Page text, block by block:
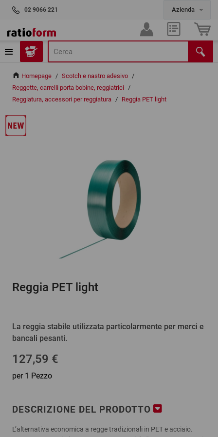
02 9066 221
Homepage / Scotch e nastro adesivo /
Reggette, carrelli porta bobine, reggiatrici /
Reggiatura, accessori per reggiatura / Reggia PET light
Reggia PET light
La reggia stabile utilizzata particolarmente per merci e
bancali pesanti.
127,59 €
per 1 Pezzo
DESCRIZIONE DEL PRODOTTO
L’alternativa economica a regge tradizionali in PET e acciaio.